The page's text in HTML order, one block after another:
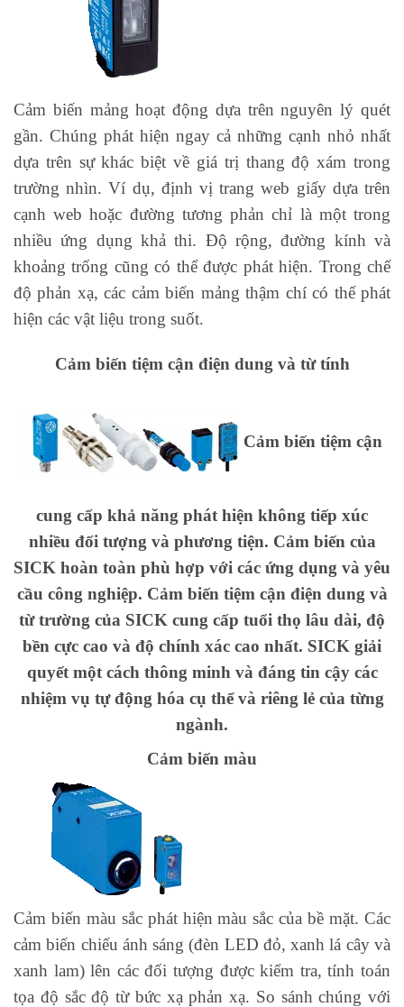
Cảm biến mảng hoạt động dựa trên nguyên lý quét
gần. Chúng phát hiện ngay cả những cạnh nhỏ nhất
dựa trên sự khác biệt về giá trị thang độ xám trong
trường nhìn. Ví dụ, định vị trang web giấy dựa trên
cạnh web hoặc đường tương phản chỉ là một trong
nhiều ứng dụng khả thi. Độ rộng, đường kính và
khoảng trống cũng có thể được phát hiện. Trong chế
độ phản xạ, các cảm biến mảng thậm chí có thể phát
hiện các vật liệu trong suốt.
Cảm biến tiệm cận điện dung và từ tính
Cảm biến tiệm cận
cung cấp khả năng phát hiện không tiếp xúc
nhiều đối tượng và phương tiện. Cảm biến của
SICK hoàn toàn phù hợp với các ứng dụng và yêu
cầu công nghiệp. Cảm biến tiệm cận điện dung và
từ trường của SICK cung cấp tuổi thọ lâu dài, độ
bền cực cao và độ chính xác cao nhất. SICK giải
quyết một cách thông minh và đáng tin cậy các
nhiệm vụ tự động hóa cụ thể và riêng lẻ của từng
ngành.
Cảm biến màu
Cảm biến màu sắc phát hiện màu sắc của bề mặt. Các
cảm biến chiếu ánh sáng (đèn LED đỏ, xanh lá cây và
xanh lam) lên các đối tượng được kiểm tra, tính toán
tọa độ sắc độ từ bức xạ phản xạ. So sánh chúng với